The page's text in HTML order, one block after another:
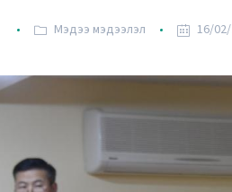
Мэдээ мэдээлэл 16/